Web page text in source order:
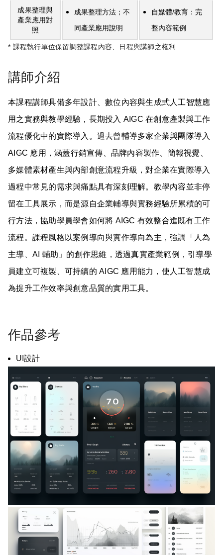
成果整理與
產業應用對
照
成果整理方法；不
同產業應用說明
自媒體/教育：完
整內容範例
* 課程執行單位保留調整課程內容、日程與講師之權利
講師介紹
本課程講師具備多年設計、數位內容與生成式人工智慧應
用之實務與教學經驗，長期投入 AIGC 在創意產製與工作
流程優化中的實際導入。過去曾輔導多家企業與團隊導入
AIGC 應用，涵蓋行銷宣傳、品牌內容製作、簡報視覺、
多媒體素材產生與內部創意流程升級，對企業在實際導入
過程中常見的需求與痛點具有深刻理解。教學內容並非停
留在工具展示，而是源自企業輔導與實務經驗所累積的可
行方法，協助學員學會如何將 AIGC 有效整合進既有工作
流程。課程風格以案例導向與實作導向為主，強調「人為
主導、AI 輔助」的創作思維，透過真實產業範例，引導學
員建立可複製、可持續的 AIGC 應用能力，使人工智慧成
為提升工作效率與創意品質的實用工具。
作品參考
UI設計